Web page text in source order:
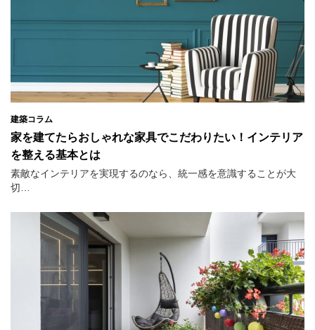
建築コラム
家を建てたらおしゃれな家具でこだわりたい！インテリア
を整える基本とは
素敵なインテリアを実現するのなら、統一感を意識することが大
切…